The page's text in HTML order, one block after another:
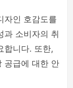
자인 호감도를
과 소비자의 취
합니다. 또한,
공급에 대한 안